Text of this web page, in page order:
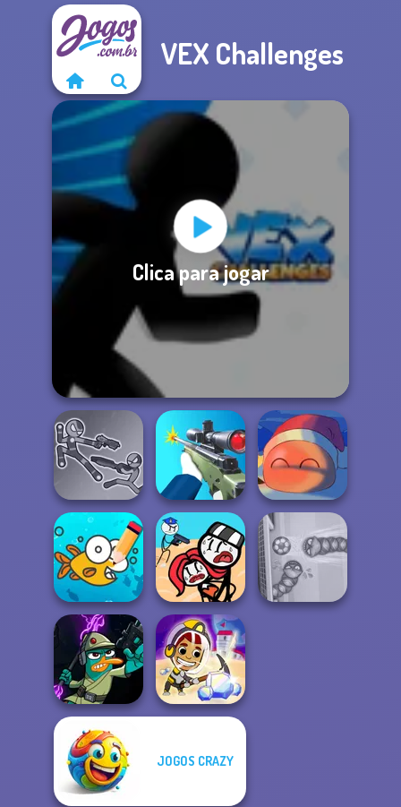
VEX Challenges
Clica para jogar
Stick Duel: Battle
Hero
Sniper Shooter 2 Fireblob Winter
Cute Coloring
Games
Stickman
Jailbreak Story
Agent P Rebel
Spy
Idle Miner Space
JOGOS CRAZY